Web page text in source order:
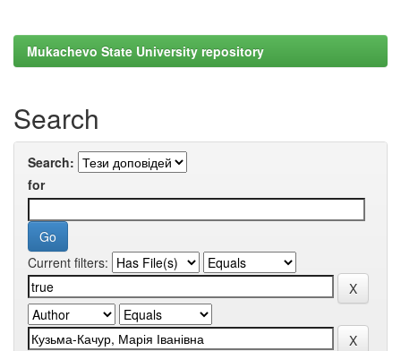
Mukachevo State University repository
Search
Search:
for
Current filters: